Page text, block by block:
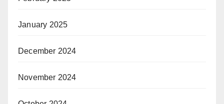
January 2025
December 2024
November 2024